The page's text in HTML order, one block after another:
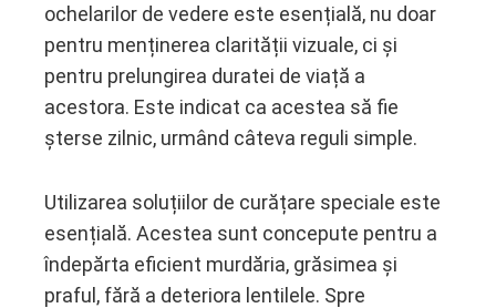
ochelarilor de vedere este esențială, nu doar
pentru menținerea clarității vizuale, ci și
pentru prelungirea duratei de viață a
acestora. Este indicat ca acestea să fie
șterse zilnic, urmând câteva reguli simple.
Utilizarea soluțiilor de curățare speciale este
esențială. Acestea sunt concepute pentru a
îndepărta eficient murdăria, grăsimea și
praful, fără a deteriora lentilele. Spre